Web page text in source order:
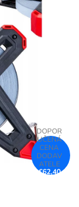
€62,40